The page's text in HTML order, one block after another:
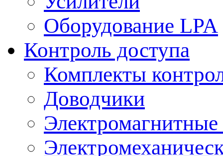
Оборудование LPA
Контроль доступа
Комплекты
Доводчики